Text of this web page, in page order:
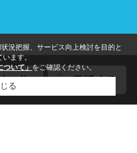
況把握、サービス向上検討を目的と
ます。
ついて」 をご確認ください。
る